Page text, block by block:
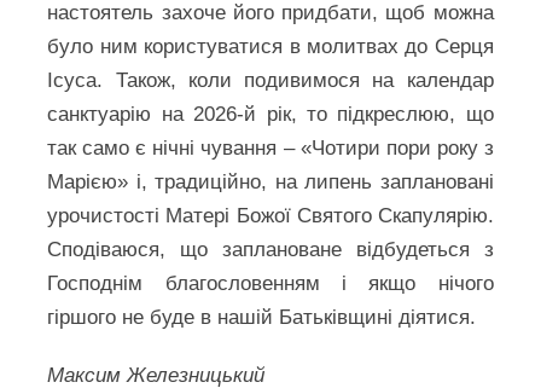
настоятель захоче його придбати, щоб можна
було ним користуватися в молитвах до Серця
Ісуса. Також, коли подивимося на календар
санктуарію на 2026-й рік, то підкреслюю, що
так само є нічні чування – «Чотири пори року з
Марією» і, традиційно, на липень заплановані
урочистості Матері Божої Святого Скапулярію.
Сподіваюся, що заплановане відбудеться з
Господнім благословенням і якщо нічого
гіршого не буде в нашій Батьківщині діятися.
Максим Железницький